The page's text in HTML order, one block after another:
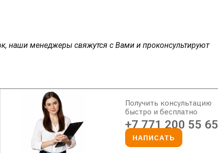
наши менеджеры свяжутся с Вами и проконсультируют
Получить консультацию
быстро и бесплатно
+7 771 200 55 65
НАПИСАТЬ